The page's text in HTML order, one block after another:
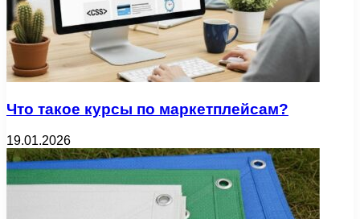
Что такое курсы по маркетплейсам?
19.01.2026